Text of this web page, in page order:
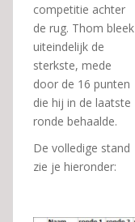
competitie achter
de rug. Thom bleek
uiteindelijk de
sterkste, mede
door de 16 punten
die hij in de laatste
ronde behaalde.
De volledige stand
zie je hieronder: